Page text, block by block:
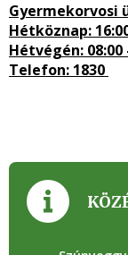
Gyermekorvosi
Hétköznap:
Hétvégén: 08:00
Telefon: 1830